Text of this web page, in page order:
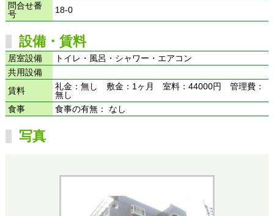
問合せ番
号
18-0
設備・賃料
居室設備
トイレ・風呂・シャワー・エアコン
共用設備
賃料
礼金：無し 敷金：1ヶ月 室料：44000円 管理費：
無し
食事
食事の有無： なし
写真